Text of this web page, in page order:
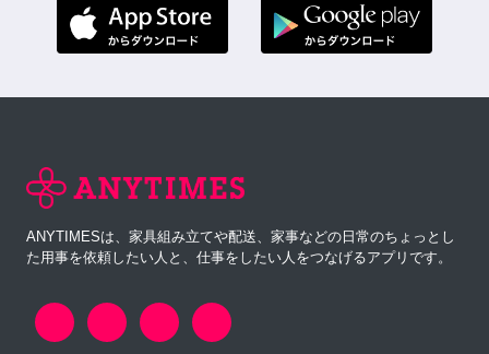
ANYTIMESは、家具組み立てや配送、家事などの日常のちょっとし
た用事を依頼したい人と、仕事をしたい人をつなげるアプリです。